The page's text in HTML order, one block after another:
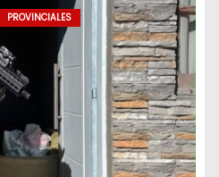
PROVINCIALES